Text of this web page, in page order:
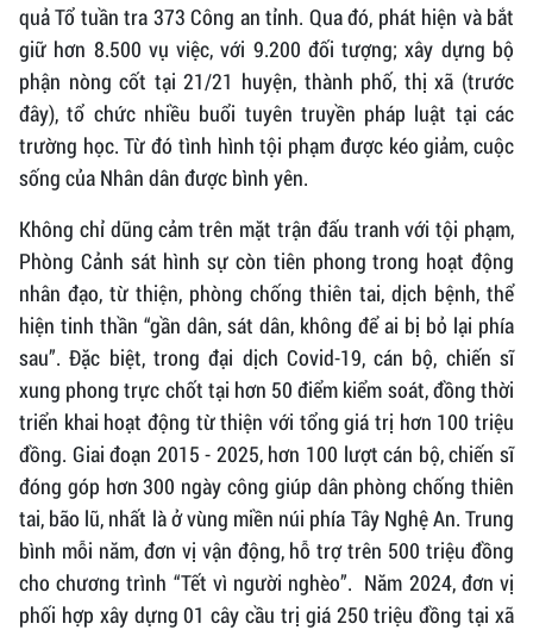
quả Tổ tuần tra 373 Công an tỉnh. Qua đó, phát hiện và bắt
giữ hơn 8.500 vụ việc, với 9.200 đối tượng; xây dựng bộ
phận nòng cốt tại 21/21 huyện, thành phố, thị xã (trước
đây), tổ chức nhiều buổi tuyên truyền pháp luật tại các
trường học. Từ đó tình hình tội phạm được kéo giảm, cuộc
sống của Nhân dân được bình yên.
Không chỉ dũng cảm trên mặt trận đấu tranh với tội phạm,
Phòng Cảnh sát hình sự còn tiên phong trong hoạt động
nhân đạo, từ thiện, phòng chống thiên tai, dịch bệnh, thể
hiện tinh thần “gần dân, sát dân, không để ai bị bỏ lại phía
sau”. Đặc biệt, trong đại dịch Covid-19, cán bộ, chiến sĩ
xung phong trực chốt tại hơn 50 điểm kiểm soát, đồng thời
triển khai hoạt động từ thiện với tổng giá trị hơn 100 triệu
đồng. Giai đoạn 2015 - 2025, hơn 100 lượt cán bộ, chiến sĩ
đóng góp hơn 300 ngày công giúp dân phòng chống thiên
tai, bão lũ, nhất là ở vùng miền núi phía Tây Nghệ An. Trung
bình mỗi năm, đơn vị vận động, hỗ trợ trên 500 triệu đồng
cho chương trình “Tết vì người nghèo”. Năm 2024, đơn vị
phối hợp xây dựng 01 cây cầu trị giá 250 triệu đồng tại xã